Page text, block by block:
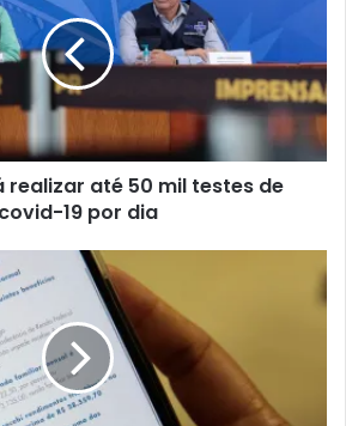
realizar até 50 mil testes de
covid-19 por dia